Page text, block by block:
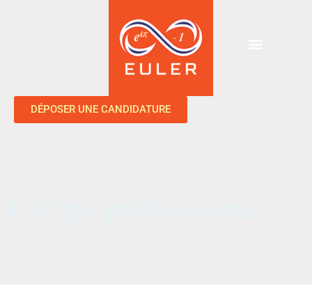
DÉPOSER UNE CANDIDATURE